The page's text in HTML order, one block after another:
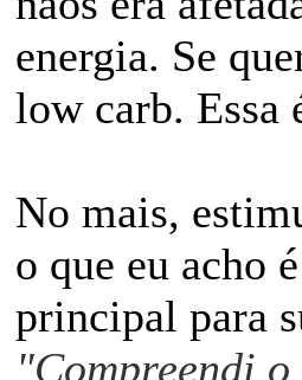
energia. Se
low carb. Essa
No mais,
o que eu acho
principal para
"Compreendi